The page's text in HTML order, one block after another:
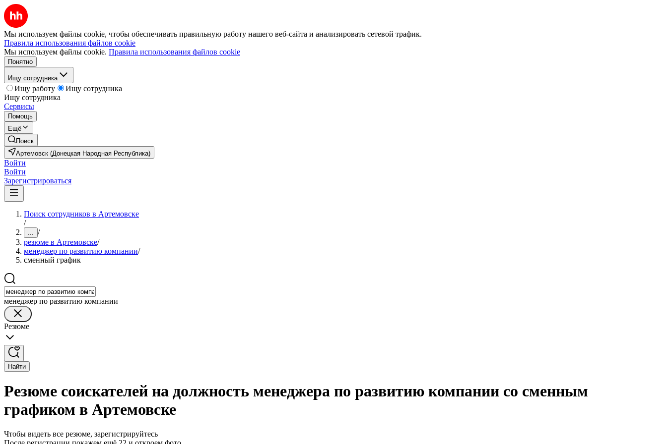
Мы используем файлы cookie, чтобы обеспечивать правильную работу нашего веб-сайта и анализировать сетевой трафик.
Правила использования файлов cookie
Мы используем файлы cookie. Правила использования файлов cookie
Понятно
Ищу сотрудника
Ищу работу
Ищу сотрудника
Ищу сотрудника
Сервисы
Помощь
Ещё
Поиск
Артемовск (Донецкая Народная Республика)
Войти
Войти
Зарегистрироваться
Поиск сотрудников в Артемовске
/
... /
резюме в Артемовске/
менеджер по развитию компании/
сменный график
менеджер по развитию компании
Резюме
Найти
Резюме соискателей на должность менеджера по развитию компании со сменным
графиком в Артемовске
Чтобы видеть все резюме, зарегистрируйтесь